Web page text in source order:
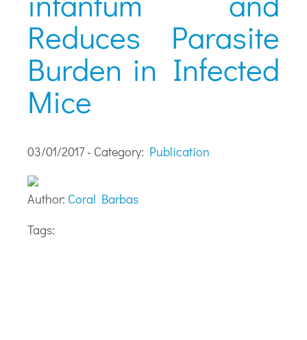
Reduces Parasite
Burden in Infected
Mice
03/01/2017 - Category: Publication
Author: Coral Barbas
Tags: